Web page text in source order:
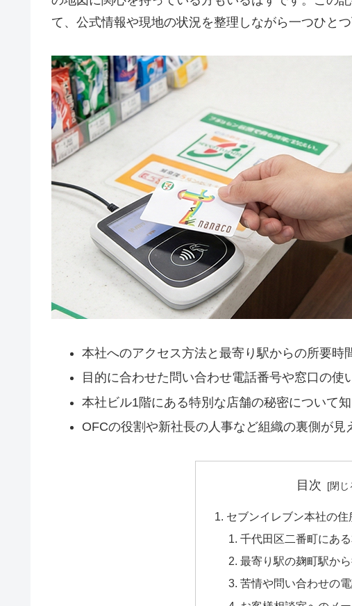
て、公式情報や現地の状況を整理しながら一つひと
本社へのアクセス方法と最寄り駅からの所要時
目的に合わせた問い合わせ電話番号や窓口の使
本社ビル1階にある特別な店舗の秘密について
OFCの役割や新社長の人事など組織の裏側が見
目次
セブンイレブン本社の
千代田区二番町にあ
最寄り駅の麹町駅か
苦情や問い合わせの